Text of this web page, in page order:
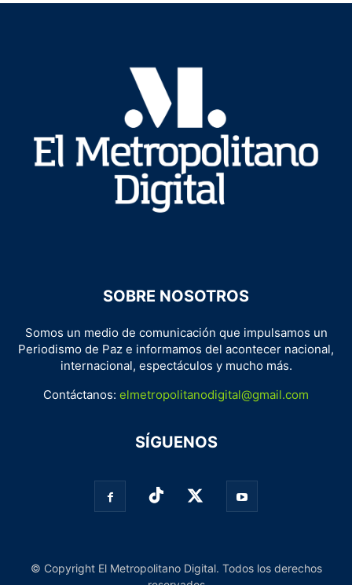
SOBRE NOSOTROS
Somos un medio de comunicación que impulsamos un
Periodismo de Paz e informamos del acontecer nacional,
internacional, espectáculos y mucho más.
Contáctanos: elmetropolitanodigital@gmail.com
SÍGUENOS
© Copyright El Metropolitano Digital. Todos los derechos